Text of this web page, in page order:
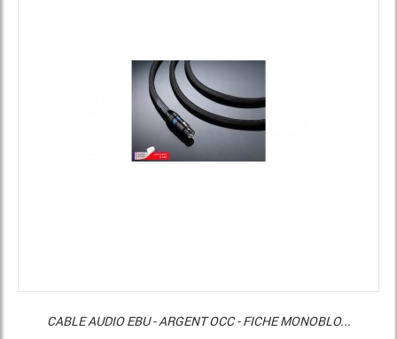
CABLE AUDIO EBU - ARGENT OCC - FICHE MONOBLO...